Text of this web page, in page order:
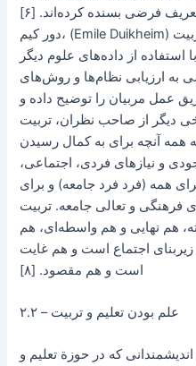
فرضی بسنده کرده‌اند. [۶]
دور کیم، (Emile Duikheim) جامعه‌شناس معروف، تعلیم و تربیت
از داده‌های علوم دیگر
به ارزیابی نظام‌ها و روش‌های
عمل مربیان را توضیح داده و
اعتقاد برخی دیگر از صاحب نظران، تربیت
همه آنچه برای به کمال رسیدن
و نیازهای فردی، اجتماعی،
همه (فرد فرد جامعه) و برای
فرهنگی و تعالی جامعه. تربیت
هم نهایی و هم واسطه‌ای، هم
اجتماع است و هم غایت
است و هم مقصود. [۸]
۲.۲ – علم بودن تعلیم و تربیت
که در حوزة تعلیم و